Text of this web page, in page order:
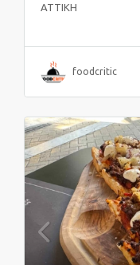
ΑΤΤΙΚΗ
foodcritic